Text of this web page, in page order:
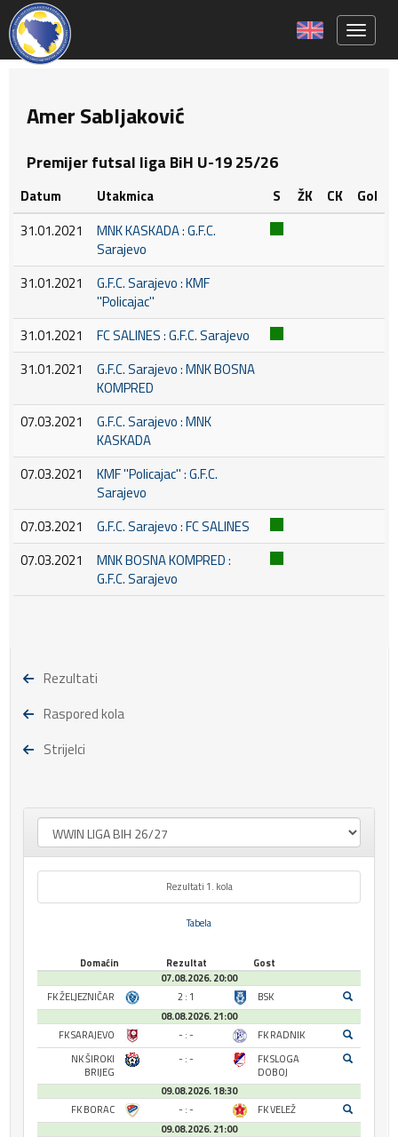
Amer Sabljaković
Premijer futsal liga BiH U-19 25/26
Datum Utakmica S ŽK CK
Gol
31.01.2021
MNK KASKADA : G.F.C.
Sarajevo
31.01.2021
G.F.C. Sarajevo : KMF
''Policajac''
31.01.2021
FC SALINES : G.F.C. Sarajevo
31.01.2021
G.F.C. Sarajevo : MNK BOSNA
KOMPRED
07.03.2021
G.F.C. Sarajevo : MNK
KASKADA
07.03.2021
KMF ''Policajac'' : G.F.C.
Sarajevo
07.03.2021
G.F.C. Sarajevo : FC SALINES
07.03.2021
MNK BOSNA KOMPRED :
G.F.C. Sarajevo
Rezultati
Raspored kola
Strijelci
Rezultati 1. kola
Tabela
Domaćin Rezultat
Gost
07.08.2026. 20:00
FK ŽELJEZNIČAR
2 : 1
BSK
08.08.2026. 21:00
FK SARAJEVO
- : -
FK RADNIK
NK ŠIROKI
BRIJEG
- : -
FK SLOGA
DOBOJ
09.08.2026. 18:30
FK BORAC
- : -
FK VELEŽ
09.08.2026. 21:00